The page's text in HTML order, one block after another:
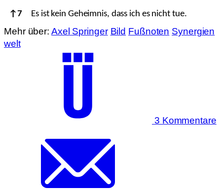
↑7 Es ist kein Geheimnis, dass ich es nicht tue.
Mehr über: Axel Springer Bild Fußnoten Synergien
welt
3 Kommentare